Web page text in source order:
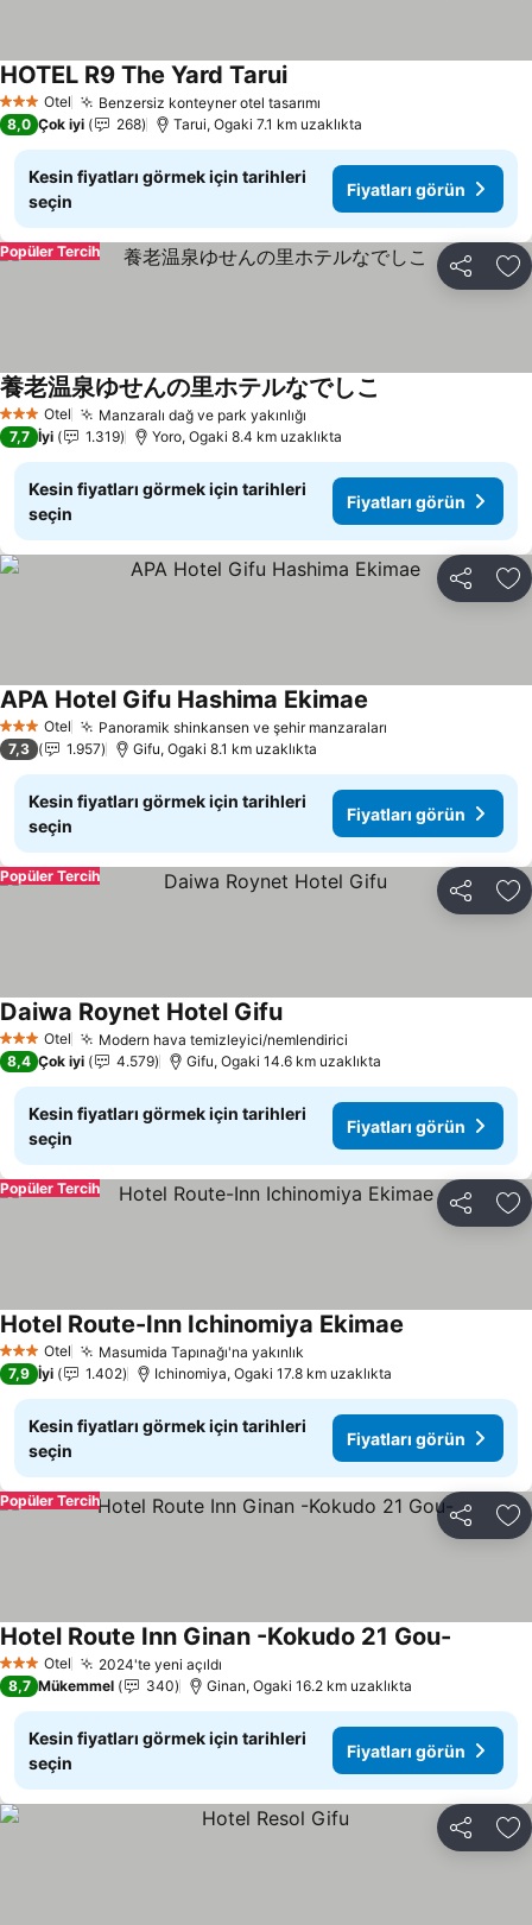
3 YıldızOtel Benzersiz konteyner otel tasarımı
HOTEL R9 The Yard TaruiFiyatları görün
8,0 Çok iyi 268 Tarui, Ogaki 7.1 km uzaklıkta
Kesin fiyatları görmek için tarihleri
seçin
Fiyatları görün
Paylaş
Popüler Tercih
3 YıldızOtel Manzaralı dağ ve park yakınlığı
養老温泉ゆせんの里ホテルなでしこ
7,7 İyi 1.319 Yoro, Ogaki 8.4 km uzaklıkta
Kesin fiyatları görmek için tarihleri
seçin
Fiyatları görün
Paylaş
3 YıldızOtel Panoramik shinkansen ve şehir manzaraları
APA Hotel Gifu Hashima Ekimae
7,3 1.957 Gifu, Ogaki 8.1 km uzaklıkta
Kesin fiyatları görmek için tarihleri
seçin
Fiyatları görün
Paylaş
Popüler Tercih
3 YıldızOtel Modern hava temizleyici/nemlendirici
Daiwa Roynet Hotel GifuFiyatları görün
8,4 Çok iyi 4.579 Gifu, Ogaki 14.6 km uzaklıkta
Kesin fiyatları görmek için tarihleri
seçin
Fiyatları görün
Paylaş
Popüler Tercih
3 YıldızOtel Masumida Tapınağı'na yakınlık
Hotel Route-Inn Ichinomiya Ekimae
7,9 İyi 1.402 Ichinomiya, Ogaki 17.8 km uzaklıkta
Kesin fiyatları görmek için tarihleri
seçin
Fiyatları görün
Paylaş
Popüler Tercih
3 YıldızOtel 2024'te yeni açıldı
Hotel Route Inn Ginan -Kokudo 21 Gou-
8,7 Mükemmel 340 Ginan, Ogaki 16.2 km uzaklıkta
Kesin fiyatları görmek için tarihleri
seçin
Fiyatları görün
Paylaş